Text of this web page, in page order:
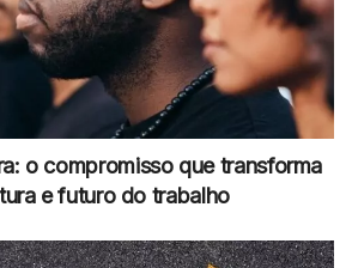
o compromisso que transforma
e futuro do trabalho